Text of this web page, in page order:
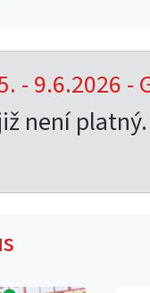
- 9.6.2026 -
není platný.